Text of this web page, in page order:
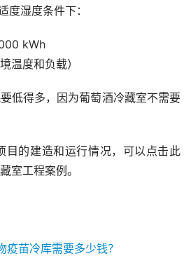
度湿度条件下：
kWh
温度和负载）
低得多，因为葡萄酒冷藏室不需要
目的建造和运行情况，可以点击此
室工程案例。
疫苗冷​​库需要多少钱？